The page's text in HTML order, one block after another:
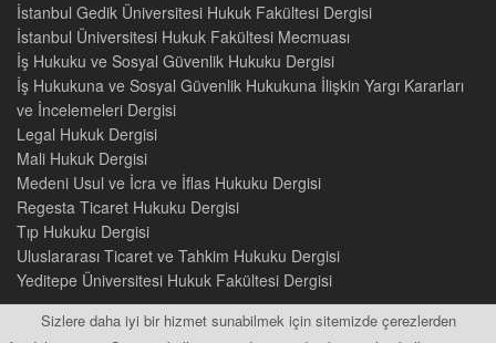
Sizlere daha iyi bir hizmet sunabilmek için sitemizde çerezlerden
İstanbul Gedik Üniversitesi Hukuk Fakültesi Dergisi
İstanbul Üniversitesi Hukuk Fakültesi Mecmuası
İş Hukuku ve Sosyal Güvenlik Hukuku Dergisi
İş Hukukuna ve Sosyal Güvenlik Hukukuna İlişkin Yargı Kararları
ve İncelemeleri Dergisi
Legal Hukuk Dergisi
Mali Hukuk Dergisi
Medeni Usul ve İcra ve İflas Hukuku Dergisi
Regesta Ticaret Hukuku Dergisi
Tıp Hukuku Dergisi
Uluslararası Ticaret ve Tahkim Hukuku Dergisi
Yeditepe Üniversitesi Hukuk Fakültesi Dergisi